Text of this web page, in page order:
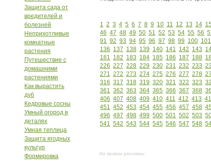
Защита сада от
вредителей и
болезней
Неприхотливые
комнатные
растения
Путешествие с
домашними
растениями
Как вырастить
дуб
Кедровые сосны
Умный огород в
деталях
Умная теплица
Защита ягодных
культур
Формировка
1 2 3 4 5 6 7 8 9 10 11 12 13 14
46 47 48 49 50 51 52 53 54 55 56
91 92 93 94 95 96 97 98 99 100 101
136 137 138 139 140 141 142 143
181 182 183 184 185 186 187 188
226 227 228 229 230 231 232 233
271 272 273 274 275 276 277 278
316 317 318 319 320 321 322 323
361 362 363 364 365 366 367 368
406 407 408 409 410 411 412 413
451 452 453 454 455 456 457 458
496 497 498 499 500 501 502 503
541 542 543 544 545 546 547 548
На правах рекламы: